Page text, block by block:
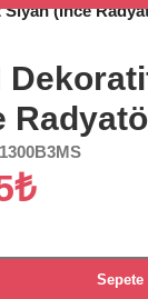
Siyah (İnce
₺
Sepete